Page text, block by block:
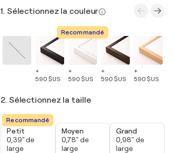
1. Sélectionnez la couleur
+
590 $US
Recommandé
+
590 $US
+
590 $US
+
590 $US
2. Sélectionnez la taille
Recommandé
Petit
0,39" de
large
Moyen
0,78" de
large
Grand
0,98" de
large